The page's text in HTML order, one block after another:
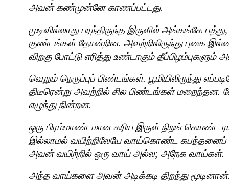
அவன் கண்முன்னே காணப்பட்டது.
முடிவில்லாது பரந்திருந்த இருளில் அங்கங்கே பத்து
குண்டங்கள் தோன்றின. அவற்றிலிருந்து புகை
விறகு போட்டு எரித்து உண்டாகும் தீப்பிழம்புகளும்
வெறும் நெருப்புப் பிண்டங்கள். பூமியிலிருந்து
திடீரென்று அவற்றில் சில பிண்டங்கள் மறைந்தன.
எழுந்து நின்றன.
ஒரு பிரம்மாண்டமான கரிய இருள் நிறங் கொண்ட
இல்லாமல் வயிற்றிலேயே வாய்கொண்ட
அவன் வயிற்றில் ஒரு வாய் அல்ல; அநேக வாய்கள்.
அந்த வாய்களை அவன் அடிக்கடி திறந்து